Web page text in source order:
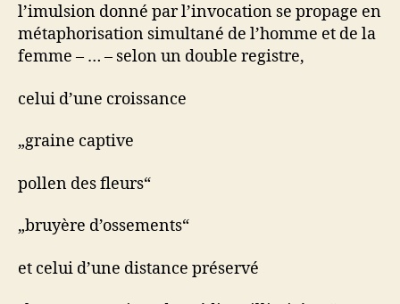
l’imulsion donné par l’invocation se propage en
métaphorisation simultané de l’homme et de la
femme – … – selon un double registre,
celui d’une croissance
„graine captive
pollen des fleurs“
„bruyère d’ossements“
et celui d’une distance préservé